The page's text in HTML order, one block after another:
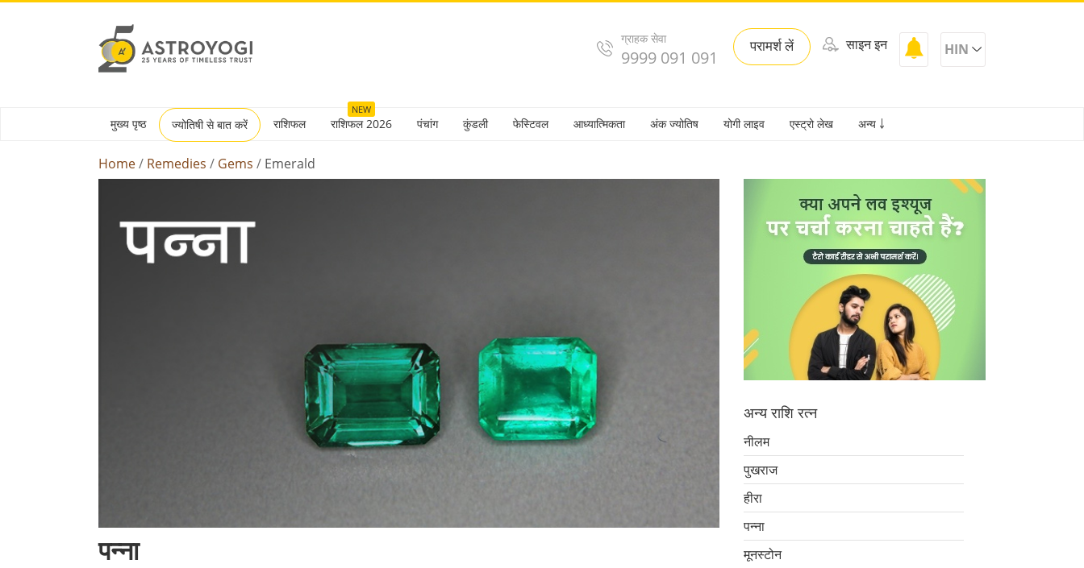
ग्राहक सेवा
9999 091 091
परामर्श लें साइन इन HIN
मुख्य पृष्ठ ज्योतिषी से बात करें राशिफल
NEW
राशिफल 2026 पंचांग कुंडली फेस्टिवल आध्यात्मिकता अंक ज्योतिष योगी लाइव एस्ट्रो लेख अन्य ￬
Home Remedies Gems Emerald
पन्ना
अन्य राशि रत्न
नीलम
पुखराज
हीरा
पन्ना
मूनस्टोन